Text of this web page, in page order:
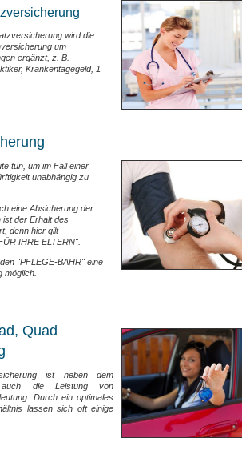
wird die
um
ergänzt, z. B.
Krankentagegeld, 1
tun, um im Fall einer
unabhängig zu
eine Absicherung der
ist der Erhalt des
denn hier gilt
IHRE ELTERN".
"PFLEGE-BAHR" eine
möglich.
Quad
ist neben dem
die Leistung von
Durch ein optimales
lassen sich oft einige